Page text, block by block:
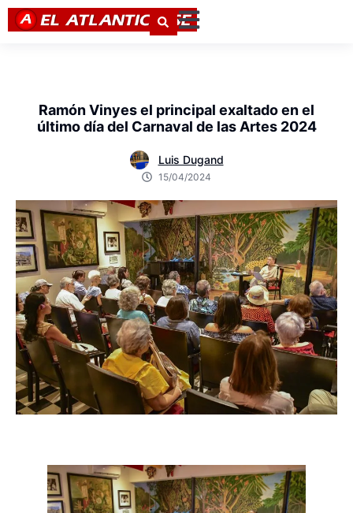
Ramón Vinyes el principal exaltado en el
último día del Carnaval de las Artes 2024
Luis Dugand
15/04/2024